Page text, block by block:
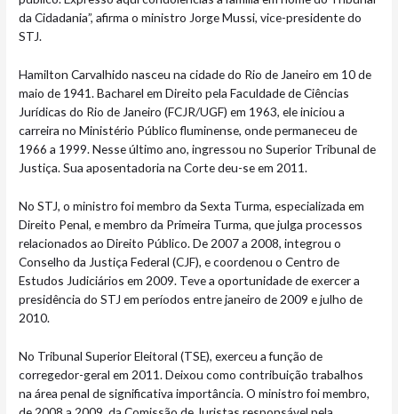
da Cidadania”, afirma o ministro Jorge Mussi, vice-presidente do
STJ.
Hamilton Carvalhido nasceu na cidade do Rio de Janeiro em 10 de
maio de 1941. Bacharel em Direito pela Faculdade de Ciências
Jurídicas do Rio de Janeiro (FCJR/UGF) em 1963, ele iniciou a
carreira no Ministério Público fluminense, onde permaneceu de
1966 a 1999. Nesse último ano, ingressou no Superior Tribunal de
Justiça. Sua aposentadoria na Corte deu-se em 2011.
No STJ, o ministro foi membro da Sexta Turma, especializada em
Direito Penal, e membro da Primeira Turma, que julga processos
relacionados ao Direito Público. De 2007 a 2008, integrou o
Conselho da Justiça Federal (CJF), e coordenou o Centro de
Estudos Judiciários em 2009. Teve a oportunidade de exercer a
presidência do STJ em períodos entre janeiro de 2009 e julho de
2010.
No Tribunal Superior Eleitoral (TSE), exerceu a função de
corregedor-geral em 2011. Deixou como contribuição trabalhos
na área penal de significativa importância. O ministro foi membro,